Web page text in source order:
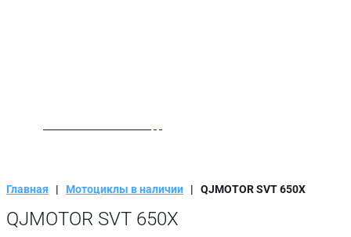
Главная | Мотоциклы в наличии | QJMOTOR SVT 650X
QJMOTOR SVT 650X